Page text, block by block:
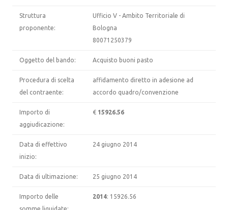
Struttura
proponente:
Ufficio V - Ambito Territoriale di
Bologna
80071250379
Oggetto del bando: Acquisto buoni pasto
Procedura di scelta
del contraente:
affidamento diretto in adesione ad
accordo quadro/convenzione
Importo di
aggiudicazione:
€ 15926.56
Data di effettivo
inizio:
24 giugno 2014
Data di ultimazione: 25 giugno 2014
Importo delle
2014: 15926.56